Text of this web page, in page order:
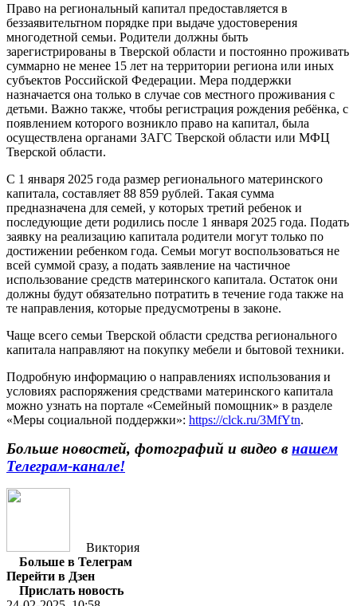
Право на региональный капитал предоставляется в
беззаявительтном порядке при выдаче удостоверения
многодетной семьи. Родители должны быть
зарегистрированы в Тверской области и постоянно проживать
суммарно не менее 15 лет на территории региона или иных
субъектов Российской Федерации. Мера поддержки
назначается она только в случае сов местного проживания с
детьми. Важно также, чтобы регистрация рождения ребёнка, с
появлением которого возникло право на капитал, была
осуществлена органами ЗАГС Тверской области или МФЦ
Тверской области.
С 1 января 2025 года размер регионального материнского
капитала, составляет 88 859 рублей. Такая сумма
предназначена для семей, у которых третий ребенок и
последующие дети родились после 1 января 2025 года. Подать
заявку на реализацию капитала родители могут только по
достижении ребенком года. Семьи могут воспользоваться не
всей суммой сразу, а подать заявление на частичное
использование средств материнского капитала. Остаток они
должны будут обязательно потратить в течение года также на
те направления, которые предусмотрены в законе.
Чаще всего семьи Тверской области средства регионального
капитала направляют на покупку мебели и бытовой техники.
Подробную информацию о направлениях использования и
условиях распоряжения средствами материнского капитала
можно узнать на портале «Семейный помощник» в разделе
«Меры социальной поддержки»: https://clck.ru/3MfYtn.
Больше новостей, фотографий и видео в нашем
Телеграм-канале!
Виктория
Больше в Телеграм
Перейти в Дзен
Прислать новость